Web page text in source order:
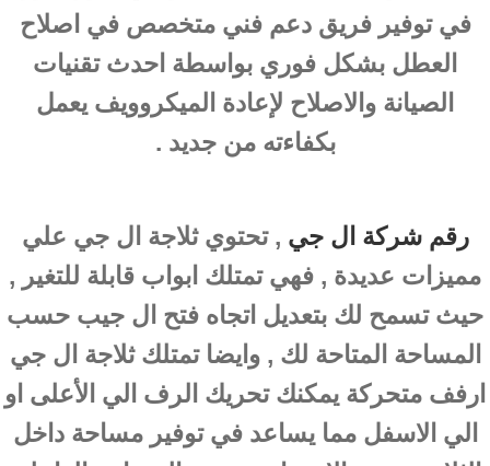
في توفير فريق دعم فني متخصص في اصلاح
العطل بشكل فوري بواسطة احدث تقنيات
الصيانة والاصلاح لإعادة الميكروويف يعمل
بكفاءته من جديد .
رقم شركة ال جي , تحتوي ثلاجة ال جي علي
مميزات عديدة , فهي تمتلك ابواب قابلة للتغير ,
حيث تسمح لك بتعديل اتجاه فتح ال جيب حسب
المساحة المتاحة لك , وايضا تمتلك ثلاجة ال جي
ارفف متحركة يمكنك تحريك الرف الي الأعلى او
الي الاسفل مما يساعد في توفير مساحة داخل